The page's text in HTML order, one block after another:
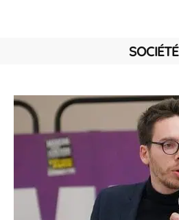
SOCIÉTÉ